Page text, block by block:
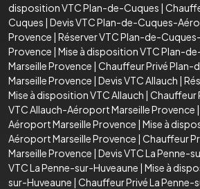
disposition VTC Plan-de-Cuques |
Cuques | Devis VTC Plan-de-Cuques-
Provence | Réserver VTC Plan-de-
Provence | Mise à disposition VTC Plan-
Marseille Provence | Chauffeur Privé
Marseille Provence | Devis VTC Allauch |
Mise à disposition VTC Allauch | Chauffeur
VTC Allauch-Aéroport Marseille Provence |
Aéroport Marseille Provence | Mise à
Aéroport Marseille Provence | Chauffeur
Marseille Provence | Devis VTC La Penne-
VTC La Penne-sur-Huveaune | Mise à
sur-Huveaune | Chauffeur Privé La Penne-